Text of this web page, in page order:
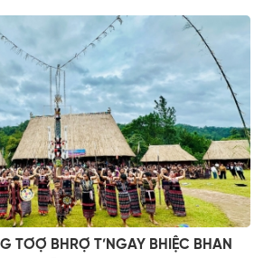
TƠỢ BHRỢ T’NGAY BHIỆC BHAN